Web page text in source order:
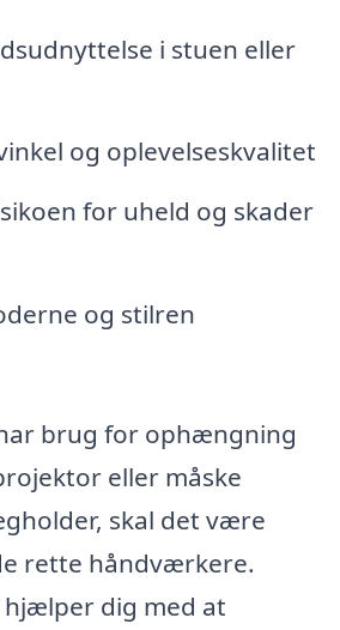
i stuen eller
og oplevelseskvalitet
for uheld og skader
og stilren
brug for ophængning
eller måske
skal det være
rette håndværkere.
dig med at